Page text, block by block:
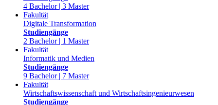
4 Bachelor | 3 Master
Fakultät
Digitale Transformation
Studiengänge
2 Bachelor | 1 Master
Fakultät
Informatik und Medien
Studiengänge
9 Bachelor | 7 Master
Fakultät
Wirtschaftswissenschaft und Wirtschaftsingenieurwesen
Studiengänge